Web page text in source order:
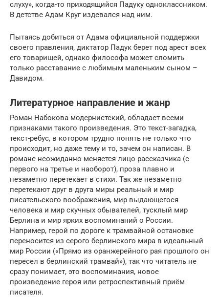
слуху», когда-то приходящийся Падуку одноклассником.
В детстве Адам Круг издевался над ним.
Пытаясь добиться от Адама официальной поддержки
своего правления, диктатор Падук берет под арест всех
его товарищей, однако философа может сломить
только расставание с любимым маленьким сыном –
Давидом.
Литературное направление и жанр
Роман Набокова модернистский, обладает всеми
признаками такого произведения. Это текст-загадка,
текст-ребус, в котором трудно понять не только что
происходит, но даже тему и то, зачем он написан. В
романе неожиданно меняется лицо рассказчика (с
первого на третье и наоборот), проза плавно и
незаметно перетекает в стихи. Так же незаметно
перетекают друг в друга миры реальный и мир
писательского воображения, мир выдающегося
человека и мир скучных обывателей, тусклый мир
Берлина и мир ярких воспоминаний о России.
Например, герой по дороге к трамвайной остановке
переносится из серого берлинского мира в идеальный
мир России («Прямо из оранжерейного рая прошлого он
пересел в берлинский трамвай»), так что читатель не
сразу понимает, это воспоминания, новое
произведение героя или ретроспективный приём
писателя.